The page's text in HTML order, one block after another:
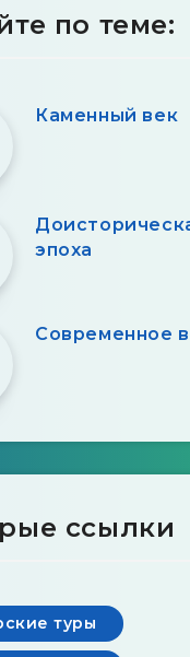
по теме:
Каменный век
эпоха
Современное
ссылки
туры